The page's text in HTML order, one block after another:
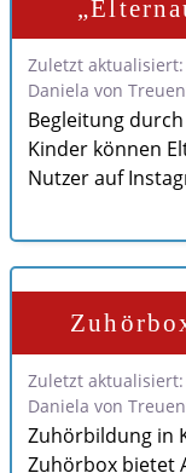
Zuletzt aktualisiert:
Daniela von
Begleitung
Kinder können
Nutzer auf
Zuletzt aktualisiert:
Daniela von
Zuhörbildung in
Zuhörbox bietet